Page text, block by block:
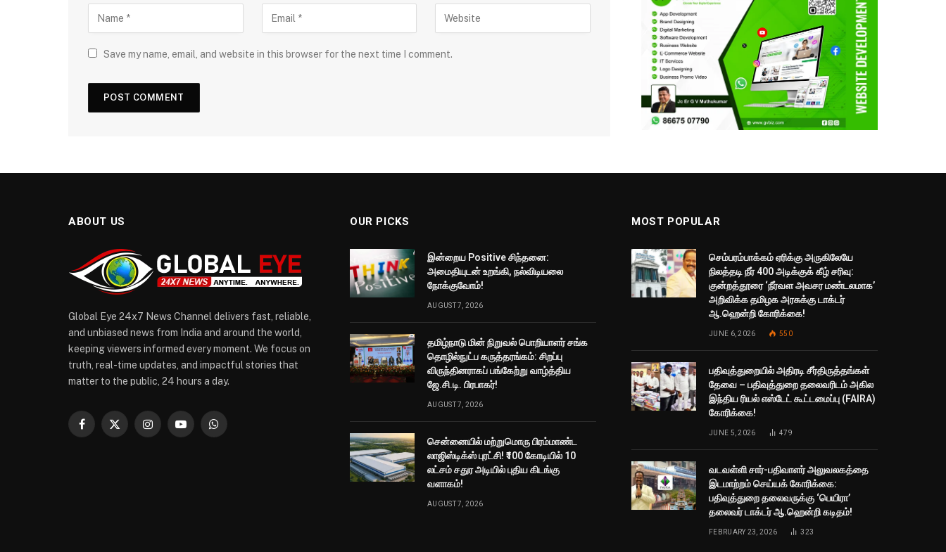
Save my name, email, and website in this browser for the next time I comment.
ABOUT US
Global Eye 24x7 News Channel delivers fast, reliable,
and unbiased news from India and around the world,
keeping viewers informed every moment. We focus on
truth, real-time updates, and impactful stories that
matter to the public, 24 hours a day.
Facebook
X
InstagramYouTubeWhatsApp
OUR PICKS
இன்றைய Positive சிந்தனை:
அமைதியுடன் உறங்கி, நல்விடியலை
நோக்குவோம்!
AUGUST 7, 2026
தமிழ்நாடு மின் நிறுவல் பொறியாளர் சங்க
தொழில்நுட்ப கருத்தரங்கம்: சிறப்பு
விருந்தினராகப் பங்கேற்று வாழ்த்திய
ஜே.சி.டி. பிரபாகர்!
AUGUST 7, 2026
சென்னையில் மற்றுமொரு பிரம்மாண்ட
லாஜிஸ்டிக்ஸ் புரட்சி! ₹100 கோடியில் 10
லட்சம் சதுர அடியில் புதிய கிடங்கு
வளாகம்!
AUGUST 7, 2026
MOST POPULAR
செம்பரம்பாக்கம் ஏரிக்கு அருகிலேயே
நிலத்தடி நீர் 400 அடிக்குக் கீழ் சரிவு:
குன்றத்தூரை ‘நீர்வள அவசர மண்டலமாக’
அறிவிக்க தமிழக அரசுக்கு டாக்டர்
ஆ.ஹென்றி கோரிக்கை!
JUNE 6, 2026 550
பதிவுத்துறையில் அதிரடி சீர்திருத்தங்கள்
தேவை – பதிவுத்துறை தலைவரிடம் அகில
இந்திய ரியல் எஸ்டேட் கூட்டமைப்பு (FAIRA)
கோரிக்கை!
JUNE 5, 2026 479
வடவள்ளி சார்-பதிவாளர் அலுவலகத்தை
இடமாற்றம் செய்யக் கோரிக்கை:
பதிவுத்துறை தலைவருக்கு ‘பெயிரா’
தலைவர் டாக்டர் ஆ.ஹென்றி கடிதம்!
FEBRUARY 23, 2026 323